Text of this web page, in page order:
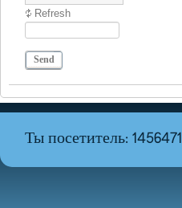
Refresh
Send
Ты посетитель: 1456471